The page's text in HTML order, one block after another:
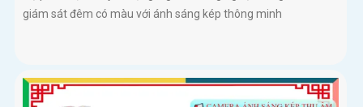
giám sát đêm có màu với ánh sáng kép thông minh